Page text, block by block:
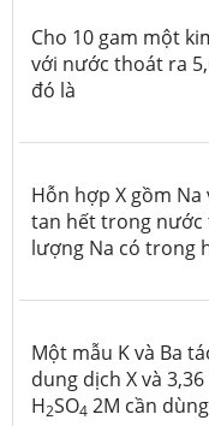
Cho 10 gam một
với nước thoát ra
đó là
Hỗn hợp X gồm Na
tan hết trong nước
lượng Na có trong
Một mẫu K và Ba
dung dịch X và
H2SO4 2M cần